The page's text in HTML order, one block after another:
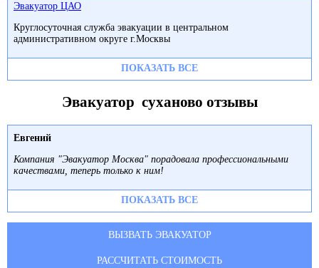
Эвакуатор ЦАО
Круглосуточная служба эвакуации в центральном
административном округе г.Москвы
ПОКАЗАТЬ ВСЕ
Эвакуатор суханово отзывы
Евгений
Компания "Эвакуатор Москва" порадовала профессиональными
качествами, теперь только к ним!
ПОКАЗАТЬ ВСЕ
ВЫЗВАТЬ ЭВАКУАТОР
РАССЧИТАТЬ СТОИМОСТЬ